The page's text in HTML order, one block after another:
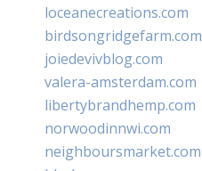
loceanecreations.com
birdsongridgefarm.com
joiedevivblog.com
valera-amsterdam.com
libertybrandhemp.com
norwoodinnwi.com
neighboursmarket.com